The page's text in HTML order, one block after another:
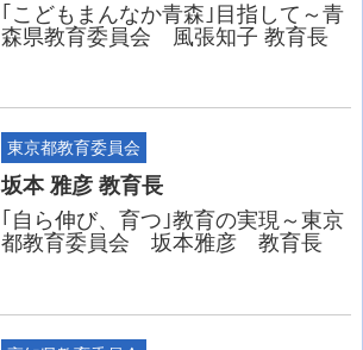
｢こどもまんなか青森｣目指して～青
森県教育委員会 風張知子 教育長
東京都教育委員会
坂本 雅彦 教育長
｢自ら伸び、育つ｣教育の実現～東京
都教育委員会 坂本雅彦 教育長